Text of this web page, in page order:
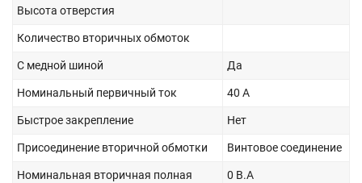
Высота отверстия
Количество вторичных обмоток
С медной шиной Да
Номинальный первичный ток 40 А
Быстрое закрепление Нет
Присоединение вторичной обмотки Винтовое соединение
Номинальная вторичная полная
0 В.А